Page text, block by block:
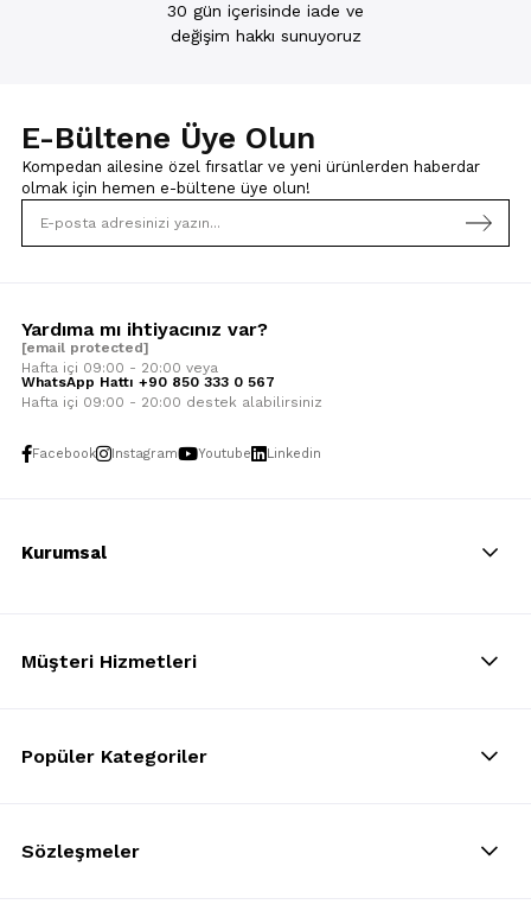
30 gün içerisinde iade ve
değişim hakkı sunuyoruz
E-Bültene Üye Olun
Kompedan ailesine özel fırsatlar ve yeni ürünlerden haberdar
olmak için hemen e-bültene üye olun!
Yardıma mı ihtiyacınız var?
[email protected]
Hafta içi 09:00 - 20:00 veya
WhatsApp Hattı +90 850 333 0 567
Hafta içi 09:00 - 20:00 destek alabilirsiniz
Facebook Instagram Youtube Linkedin
Kurumsal
Müşteri Hizmetleri
Popüler Kategoriler
Sözleşmeler